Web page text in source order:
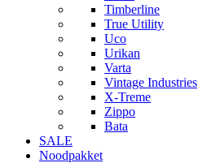
Timberline
True Utility
Uco
Urikan
Varta
Vintage Industries
X-Treme
Zippo
Bata
SALE
Noodpakket